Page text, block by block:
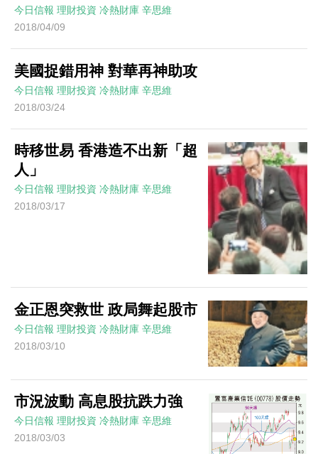
今日信報 理財投資 冷熱財庫 辛思維
2018/04/09
美國捉錯用神 對華再神助攻
今日信報 理財投資 冷熱財庫 辛思維
2018/03/24
時移世易 香港造不出新「超
人」
今日信報 理財投資 冷熱財庫 辛思維
2018/03/17
金正恩突救世 政局舞起股市
今日信報 理財投資 冷熱財庫 辛思維
2018/03/10
市況波動 高息股抗跌力強
今日信報 理財投資 冷熱財庫 辛思維
2018/03/03